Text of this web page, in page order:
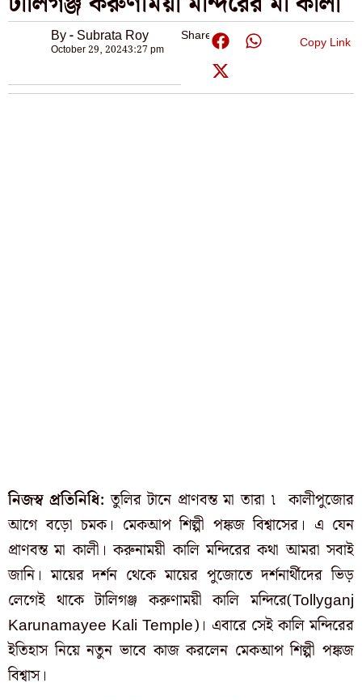
By - Subrata Roy
October 29, 20243:27 pm
Share: Copy Link
নিজস্ব প্রতিনিধি: তুলির টানে প্রাণবন্ত মা তারা ৷ কালীপুজোর
আগে বড়ো চমক। মেকআপ শিল্পী পঙ্কজ বিশ্বাসের। এ যেন
প্রাণবন্ত মা কালী। করুনাময়ী কালি মন্দিরের কথা আমরা সবাই
জানি। মায়ের দর্শন থেকে মায়ের পুজোতে দর্শনার্থীদের ভিড়
লেগেই থাকে টালিগঞ্জ করুণাময়ী কালি মন্দিরে(Tollyganj
Karunamayee Kali Temple)। এবারে সেই কালি মন্দিরের
ইতিহাস নিয়ে নতুন ভাবে কাজ করলেন মেকআপ শিল্পী পঙ্কজ
বিশ্বাস।